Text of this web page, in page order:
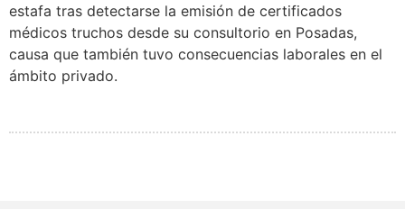
estafa tras detectarse la emisión de certificados
médicos truchos desde su consultorio en Posadas,
causa que también tuvo consecuencias laborales en el
ámbito privado.